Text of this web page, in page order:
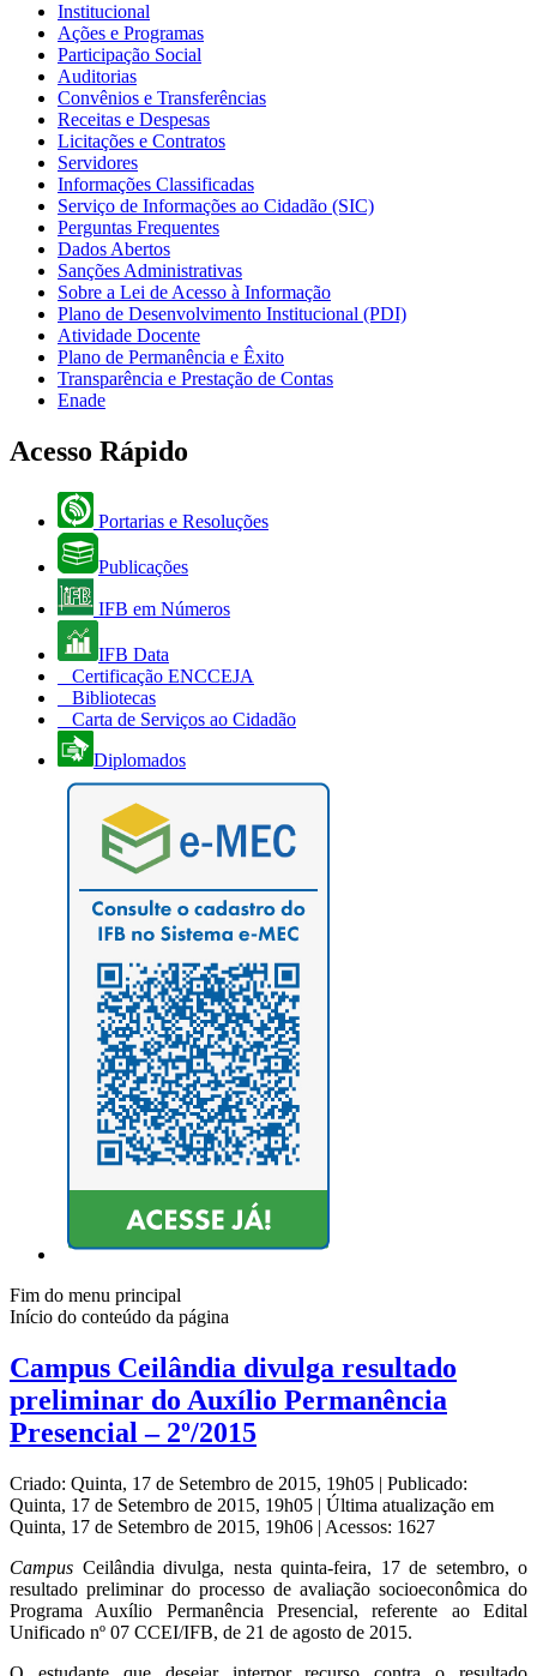
Institucional
Ações e Programas
Participação Social
Auditorias
Convênios e Transferências
Receitas e Despesas
Licitações e Contratos
Servidores
Informações Classificadas
Serviço de Informações ao Cidadão (SIC)
Perguntas Frequentes
Dados Abertos
Sanções Administrativas
Sobre a Lei de Acesso à Informação
Plano de Desenvolvimento Institucional (PDI)
Atividade Docente
Plano de Permanência e Êxito
Transparência e Prestação de Contas
Enade
Acesso Rápido
Portarias e Resoluções
Publicações
IFB em Números
IFB Data
Certificação ENCCEJA
Bibliotecas
Carta de Serviços ao Cidadão
Diplomados
Fim do menu principal
Início do conteúdo da página
Campus Ceilândia divulga resultado
preliminar do Auxílio Permanência
Presencial – 2º/2015
Criado: Quinta, 17 de Setembro de 2015, 19h05 | Publicado:
Quinta, 17 de Setembro de 2015, 19h05 | Última atualização em
Quinta, 17 de Setembro de 2015, 19h06 | Acessos: 1627
Campus Ceilândia divulga, nesta quinta-feira, 17 de setembro, o
resultado preliminar do processo de avaliação socioeconômica do
Programa Auxílio Permanência Presencial, referente ao Edital
Unificado nº 07 CCEI/IFB, de 21 de agosto de 2015.